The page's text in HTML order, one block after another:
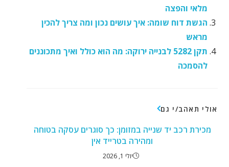
מלאי והפצה
הגשת דוח שומה: איך עושים נכון ומה צריך להכין
מראש
תקן 5282 לבנייה ירוקה: מה הוא כולל ואיך מתכוננים
להסמכה
אולי תאהב/י גם
מכירת רכב יד שנייה במזומן: כך סוגרים עסקה בטוחה
ומהירה בטרייד אין
יולי 1, 2026